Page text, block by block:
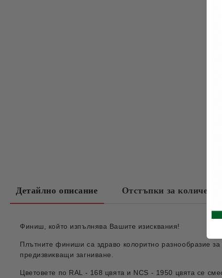
Детайлно описание Отстъпки за
Финиш, който изпълнява Вашите изисквания!
Плътните финиши са здраво колоритно разнообразие за
предизвикващи загниване.
Цветовете по RAL - 168 цвята и NCS - 1950 цвята се